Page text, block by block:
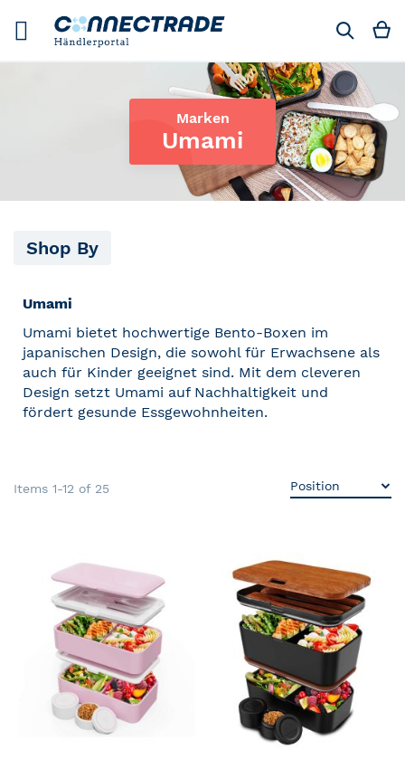
to
Content
Suchen
Umami
Marken
Umami
Umami bietet hochwertige Bento-Boxen im
japanischen Design, die sowohl für Erwachsene als
auch für Kinder geeignet sind. Mit dem cleveren
Design setzt Umami auf Nachhaltigkeit und
fördert gesunde Essgewohnheiten.
Shop By
Items 1-12 of 25